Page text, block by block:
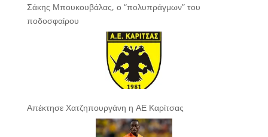
Σάκης Μπουκουβάλας, ο “πολυπράγμων” του
ποδοσφαίρου
Απέκτησε Χατζηπουργάνη η ΑΕ Καρίτσας